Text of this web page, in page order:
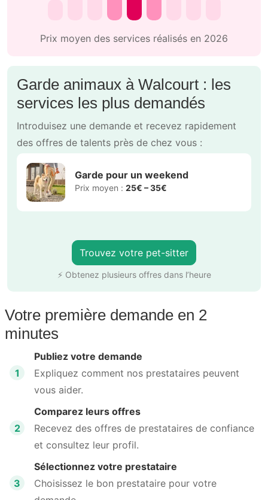
Prix moyen des services réalisés en 2026
Garde animaux à Walcourt : les
services les plus demandés
Introduisez une demande et recevez rapidement
des offres de talents près de chez vous :
Garde pour un weekend
Prix moyen : 25€ – 35€
Trouvez votre pet-sitter
⚡ Obtenez plusieurs offres dans l’heure
Votre première demande en 2
minutes
1
Publiez votre demande
Expliquez comment nos prestataires peuvent
vous aider.
2
Comparez leurs offres
Recevez des offres de prestataires de confiance
et consultez leur profil.
3
Sélectionnez votre prestataire
Choisissez le bon prestataire pour votre